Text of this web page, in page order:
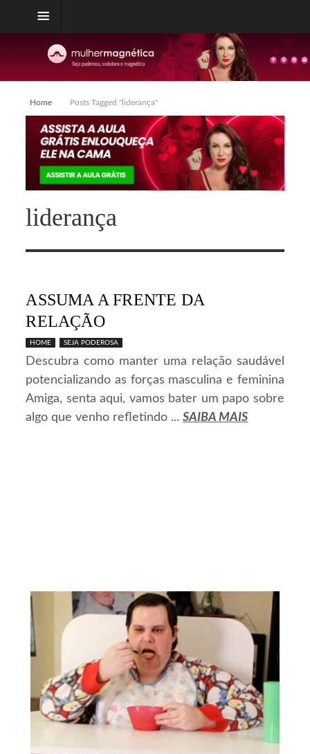
Home Posts Tagged "liderança"
liderança
ASSUMA A FRENTE DA
RELAÇÃO
HOME SEJA PODEROSA
Descubra como manter uma relação saudável
potencializando as forças masculina e feminina
Amiga, senta aqui, vamos bater um papo sobre
algo que venho refletindo ...SAIBA MAIS